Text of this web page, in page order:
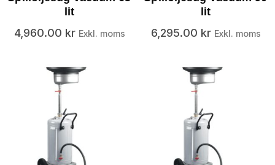
lit
4,960.00 kr Exkl. moms
lit
6,295.00 kr Exkl. moms